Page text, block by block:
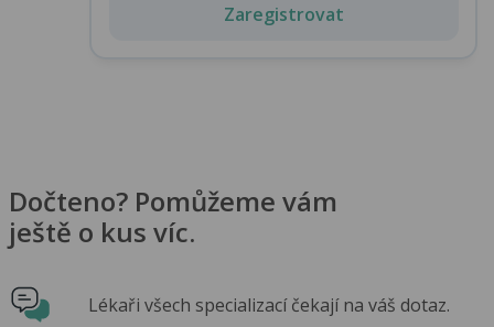
Zaregistrovat
Dočteno? Pomůžeme vám
ještě o kus víc.
Lékaři všech specializací čekají na váš dotaz.